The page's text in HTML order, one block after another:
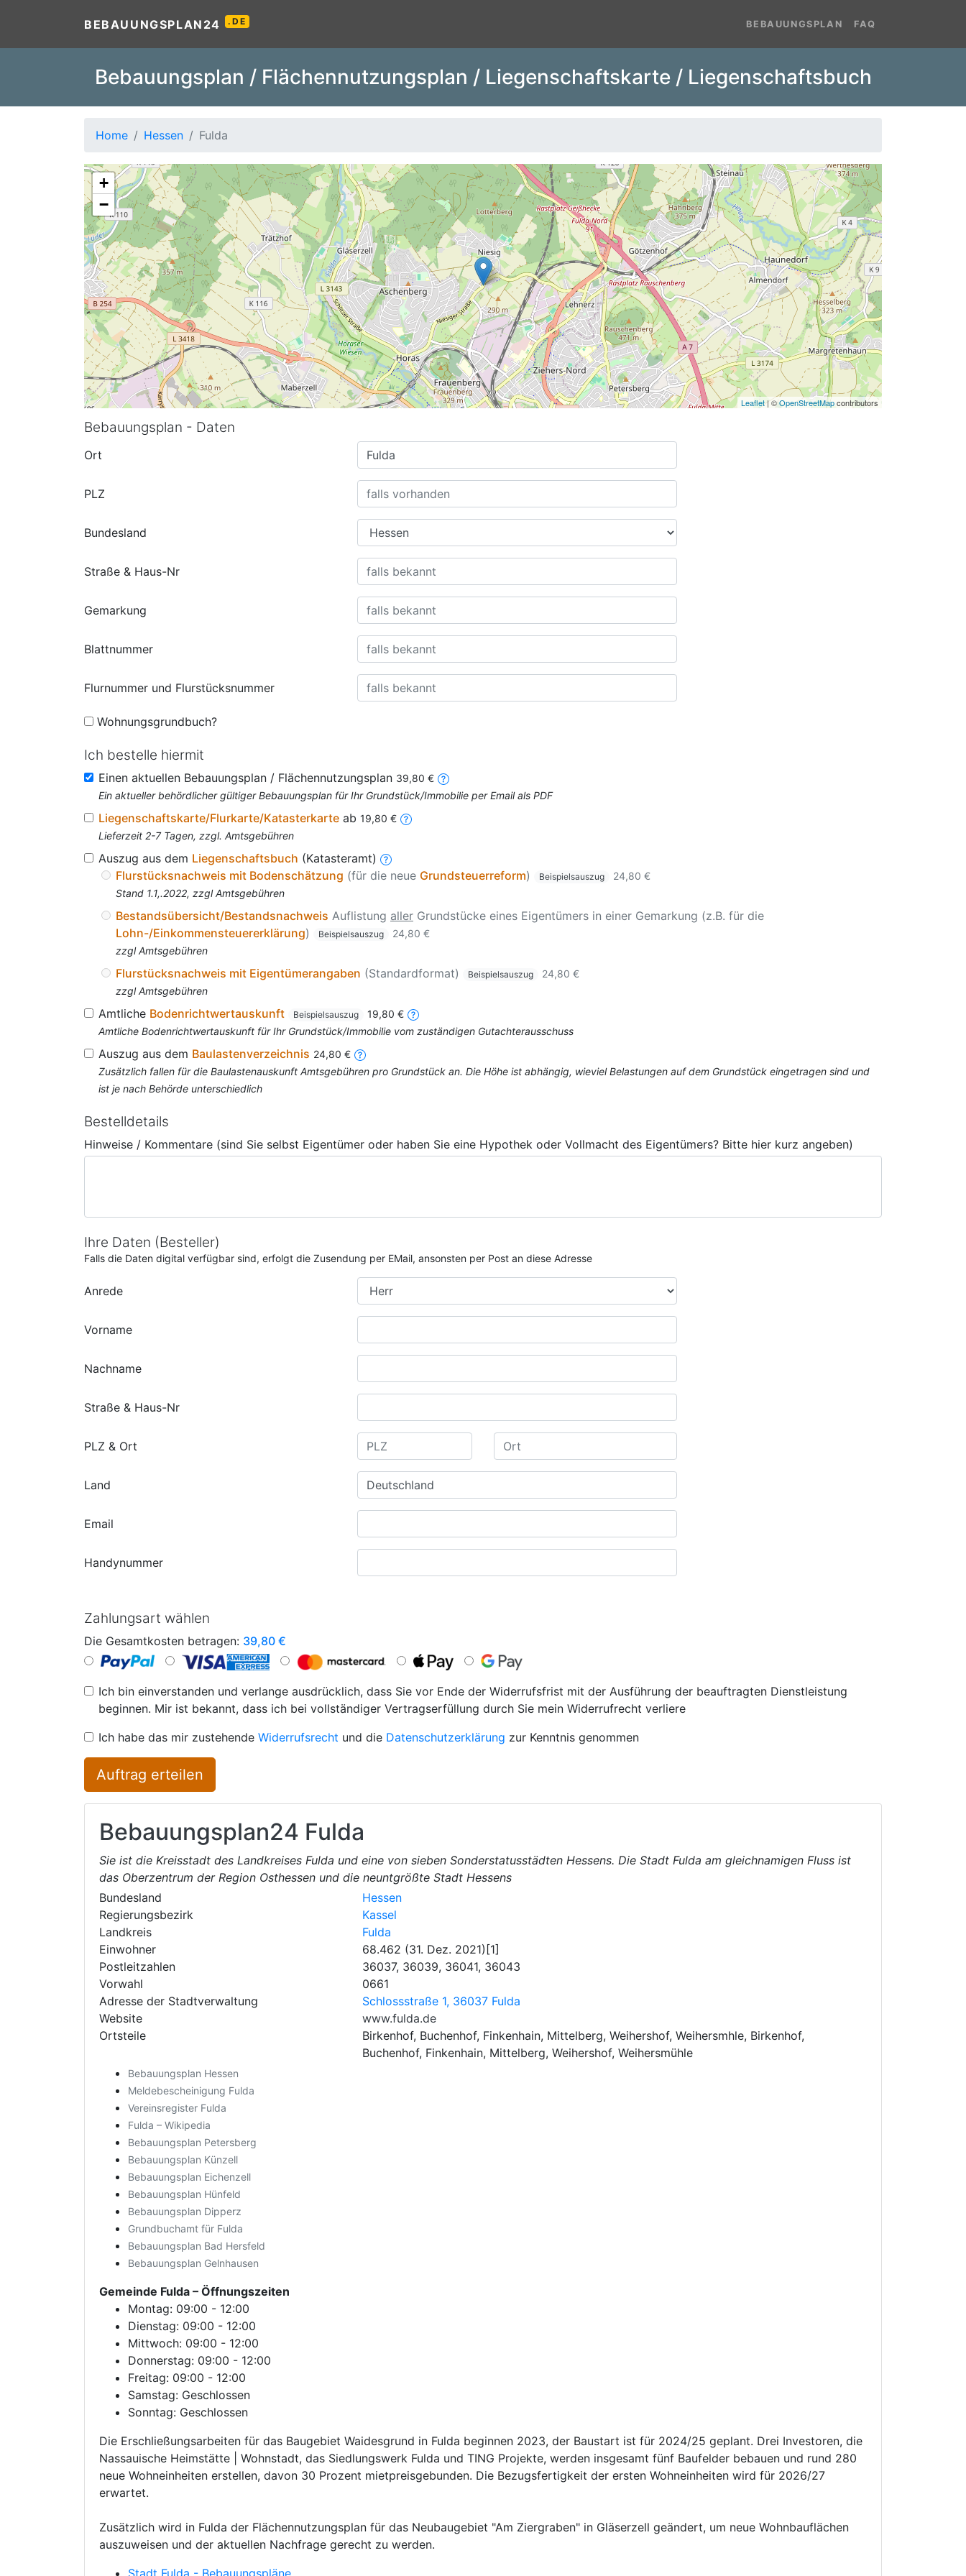
BEBAUUNGSPLAN24 .DE BEBAUUNGSPLAN FAQ
Bebauungsplan / Flächennutzungsplan / Liegenschaftskarte / Liegenschaftsbuch
Home Hessen Fulda
+
−
Leaflet| ©OpenStreetMapcontributors
Bebauungsplan - Daten
Ort
PLZ
Bundesland
Straße & Haus-Nr
Gemarkung
Blattnummer
Flurnummer und Flurstücksnummer
Wohnungsgrundbuch?
Ich bestelle hiermit
Einen aktuellen Bebauungsplan / Flächennutzungsplan 39,80 €
Ein aktueller behördlicher gültiger Bebauungsplan für Ihr Grundstück/Immobilie per Email als PDF
Liegenschaftskarte/Flurkarte/Katasterkarte ab 19,80 €
Lieferzeit 2-7 Tagen, zzgl. Amtsgebühren
Auszug aus dem Liegenschaftsbuch (Katasteramt)
Flurstücksnachweis mit Bodenschätzung (für die neue Grundsteuerreform) Beispielsauszug
24,80 €
Stand 1.1,.2022, zzgl Amtsgebühren
Bestandsübersicht/Bestandsnachweis Auflistung aller Grundstücke eines Eigentümers in einer Gemarkung (z.B. für die
Lohn-/Einkommensteuererklärung) Beispielsauszug
24,80 €
zzgl Amtsgebühren
Flurstücksnachweis mit Eigentümerangaben (Standardformat) Beispielsauszug
24,80 €
zzgl Amtsgebühren
Amtliche Bodenrichtwertauskunft Beispielsauszug
19,80 €
Amtliche Bodenrichtwertauskunft für Ihr Grundstück/Immobilie vom zuständigen Gutachterausschuss
Auszug aus dem Baulastenverzeichnis 24,80 €
Zusätzlich fallen für die Baulastenauskunft Amtsgebühren pro Grundstück an. Die Höhe ist abhängig, wieviel Belastungen auf dem Grundstück eingetragen sind und
ist je nach Behörde unterschiedlich
Bestelldetails
Hinweise / Kommentare (sind Sie selbst Eigentümer oder haben Sie eine Hypothek oder Vollmacht des Eigentümers? Bitte hier kurz angeben)
Ihre Daten (Besteller)
Falls die Daten digital verfügbar sind, erfolgt die Zusendung per EMail, ansonsten per Post an diese Adresse
Anrede
Vorname
Nachname
Straße & Haus-Nr
PLZ & Ort
Land
Email
Handynummer
Zahlungsart wählen
Die Gesamtkosten betragen: 39,80 €
Ich bin einverstanden und verlange ausdrücklich, dass Sie vor Ende der Widerrufsfrist mit der Ausführung der beauftragten Dienstleistung
beginnen. Mir ist bekannt, dass ich bei vollständiger Vertragserfüllung durch Sie mein Widerrufrecht verliere
Ich habe das mir zustehende Widerrufsrecht und die Datenschutzerklärung zur Kenntnis genommen
Auftrag erteilen
Bebauungsplan24 Fulda
Sie ist die Kreisstadt des Landkreises Fulda und eine von sieben Sonderstatusstädten Hessens. Die Stadt Fulda am gleichnamigen Fluss ist
das Oberzentrum der Region Osthessen und die neuntgrößte Stadt Hessens
Bundesland
Hessen
Regierungsbezirk
Kassel
Landkreis
Fulda
Einwohner
68.462 (31. Dez. 2021)[1]
Postleitzahlen
36037, 36039, 36041, 36043
Vorwahl
0661
Adresse der Stadtverwaltung
Schlossstraße 1, 36037 Fulda
Website
www.fulda.de
Ortsteile
Birkenhof, Buchenhof, Finkenhain, Mittelberg, Weihershof, Weihersmhle, Birkenhof,
Buchenhof, Finkenhain, Mittelberg, Weihershof, Weihersmühle
Bebauungsplan Hessen
Meldebescheinigung Fulda
Vereinsregister Fulda
Fulda – Wikipedia
Bebauungsplan Petersberg
Bebauungsplan Künzell
Bebauungsplan Eichenzell
Bebauungsplan Hünfeld
Bebauungsplan Dipperz
Grundbuchamt für Fulda
Bebauungsplan Bad Hersfeld
Bebauungsplan Gelnhausen
Gemeinde Fulda – Öffnungszeiten
Montag: 09:00 - 12:00
Dienstag: 09:00 - 12:00
Mittwoch: 09:00 - 12:00
Donnerstag: 09:00 - 12:00
Freitag: 09:00 - 12:00
Samstag: Geschlossen
Sonntag: Geschlossen
Die Erschließungsarbeiten für das Baugebiet Waidesgrund in Fulda beginnen 2023, der Baustart ist für 2024/25 geplant. Drei Investoren, die
Nassauische Heimstätte | Wohnstadt, das Siedlungswerk Fulda und TING Projekte, werden insgesamt fünf Baufelder bebauen und rund 280
neue Wohneinheiten erstellen, davon 30 Prozent mietpreisgebunden. Die Bezugsfertigkeit der ersten Wohneinheiten wird für 2026/27
erwartet.
Zusätzlich wird in Fulda der Flächennutzungsplan für das Neubaugebiet "Am Ziergraben" in Gläserzell geändert, um neue Wohnbauflächen
auszuweisen und der aktuellen Nachfrage gerecht zu werden.
Stadt Fulda - Bebauungspläne